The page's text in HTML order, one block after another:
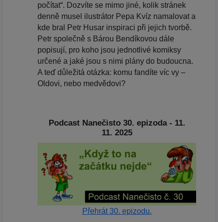
počítat“. Dozvíte se mimo jiné, kolik stránek
denně musel ilustrátor Pepa Kvíz namalovat a
kde bral Petr Husar inspiraci při jejich tvorbě.
Petr společně s Bárou Bendíkovou dále
popisují, pro koho jsou jednotlivé komiksy
určené a jaké jsou s nimi plány do budoucna.
A teď důležitá otázka: komu fandíte víc vy –
Oldovi, nebo medvědovi?
Podcast Nanečisto 30. epizoda - 11.
11. 2025
Přehrát 30. epizodu.